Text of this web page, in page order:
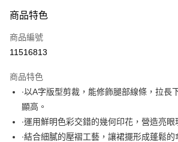
信用卡一次付款
超商取貨付款
Apple Pay
悠遊付
大哥付你分期
商品特色
商品編號
11516813
商品特色
∙以A字版型剪裁，能修飾腿部線條，拉長
顯高。
∙運用鮮明色彩交錯的幾何印花，營造亮眼
∙結合細膩的壓褶工藝，讓裙擺形成蓬鬆